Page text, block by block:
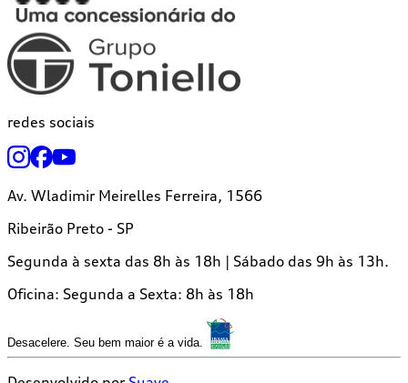
redes sociais
Av. Wladimir Meirelles Ferreira, 1566
Ribeirão Preto - SP
Segunda à sexta das 8h às 18h | Sábado das 9h às 13h.
Oficina: Segunda a Sexta: 8h às 18h
Desacelere. Seu bem maior é a vida.